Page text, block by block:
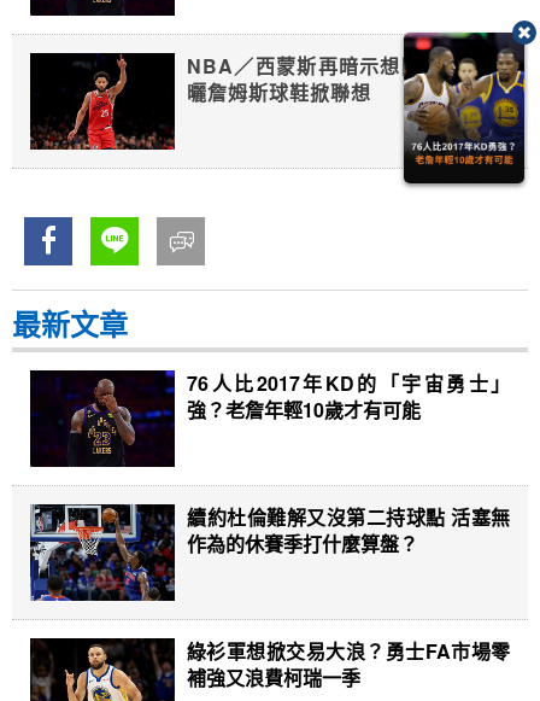
NBA／西蒙斯再暗示想回76人？IG
曬詹姆斯球鞋掀聯想
最新文章
76人比2017年KD的「宇宙勇士」
強？老詹年輕10歲才有可能
續約杜倫難解又沒第二持球點 活塞無
作為的休賽季打什麼算盤？
綠衫軍想掀交易大浪？勇士FA市場零
補強又浪費柯瑞一季